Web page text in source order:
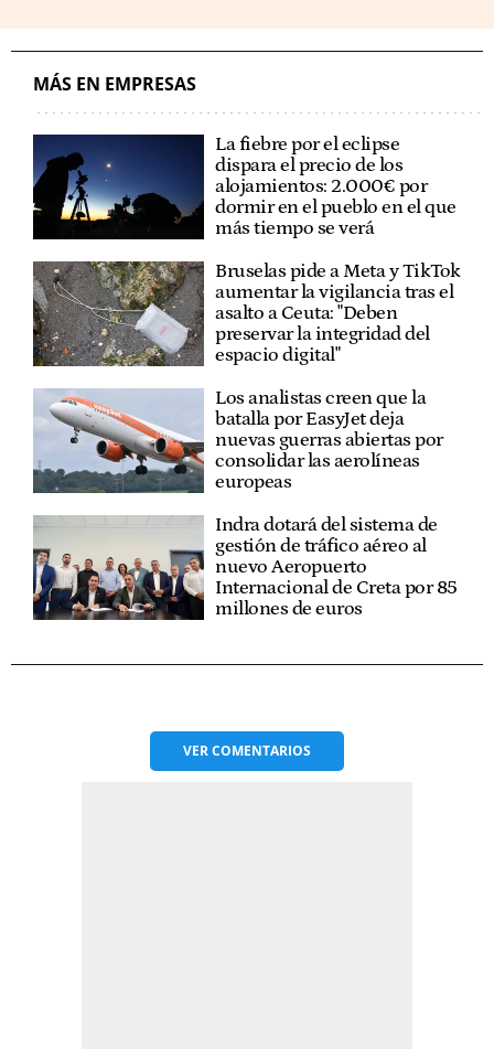
MÁS EN EMPRESAS
La fiebre por el eclipse
dispara el precio de los
alojamientos: 2.000€ por
dormir en el pueblo en el que
más tiempo se verá
Bruselas pide a Meta y TikTok
aumentar la vigilancia tras el
asalto a Ceuta: "Deben
preservar la integridad del
espacio digital"
Los analistas creen que la
batalla por EasyJet deja
nuevas guerras abiertas por
consolidar las aerolíneas
europeas
Indra dotará del sistema de
gestión de tráfico aéreo al
nuevo Aeropuerto
Internacional de Creta por 85
millones de euros
VERCOMENTARIOS